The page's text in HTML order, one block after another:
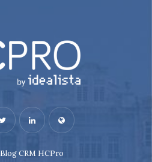
Blog CRM HCPro